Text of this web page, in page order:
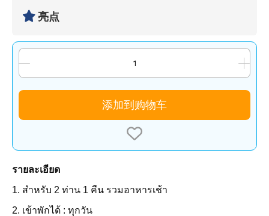
亮点
添加到购物车
รายละเอียด
1. สำหรับ 2 ท่าน 1 คืน รวมอาหารเช้า
2. เข้าพักได้ : ทุกวัน